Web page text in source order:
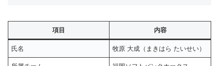
項目 内容
氏名 牧原 大成（まきはら たいせい）